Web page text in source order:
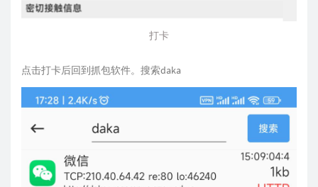
打卡
点击打卡后回到抓包软件。搜索daka